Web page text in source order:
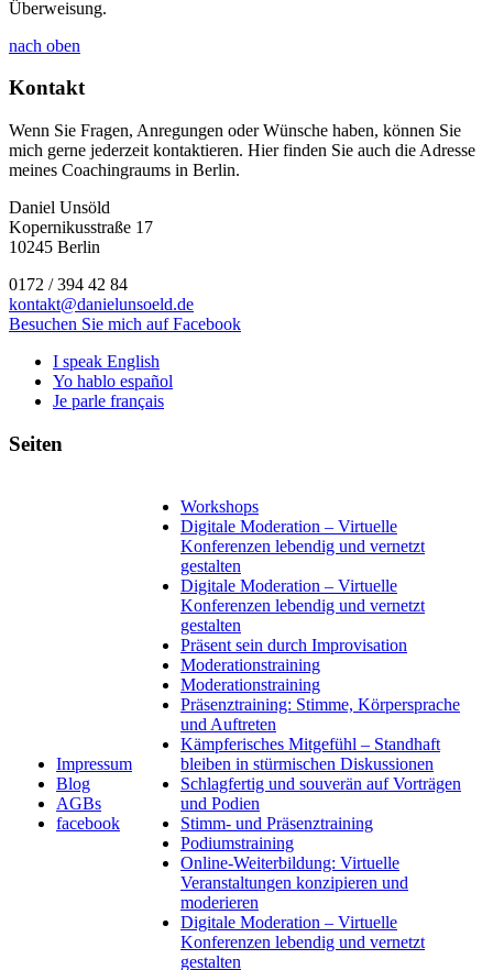
Überweisung.
nach oben
Kontakt
Wenn Sie Fragen, Anregungen oder Wünsche haben, können Sie
mich gerne jederzeit kontaktieren. Hier finden Sie auch die Adresse
meines Coachingraums in Berlin.
Daniel Unsöld
Kopernikusstraße 17
10245 Berlin
0172 / 394 42 84
kontakt@danielunsoeld.de
Besuchen Sie mich auf Facebook
I speak English
Yo hablo español
Je parle français
Seiten
Impressum
Blog
AGBs
facebook
Workshops
Digitale Moderation – Virtuelle
Konferenzen lebendig und vernetzt
gestalten
Digitale Moderation – Virtuelle
Konferenzen lebendig und vernetzt
gestalten
Präsent sein durch Improvisation
Moderationstraining
Moderationstraining
Präsenztraining: Stimme, Körpersprache
und Auftreten
Kämpferisches Mitgefühl – Standhaft
bleiben in stürmischen Diskussionen
Schlagfertig und souverän auf Vorträgen
und Podien
Stimm- und Präsenztraining
Podiumstraining
Online-Weiterbildung: Virtuelle
Veranstaltungen konzipieren und
moderieren
Digitale Moderation – Virtuelle
Konferenzen lebendig und vernetzt
gestalten